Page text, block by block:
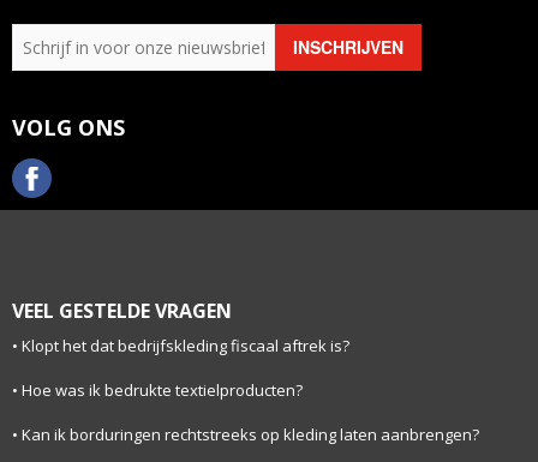
VOLG ONS
VEEL GESTELDE VRAGEN
Klopt het dat bedrijfskleding fiscaal aftrek is?
Hoe was ik bedrukte textielproducten?
Kan ik borduringen rechtstreeks op kleding laten aanbrengen?